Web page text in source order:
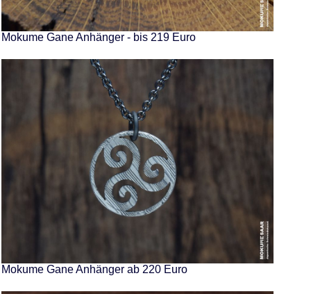
Mokume Gane Anhänger - bis 219 Euro
Mokume Gane Anhänger ab 220 Euro